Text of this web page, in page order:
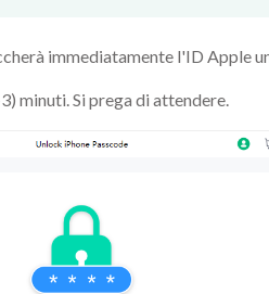
immediatamente l'ID Apple
minuti. Si prega di attendere.